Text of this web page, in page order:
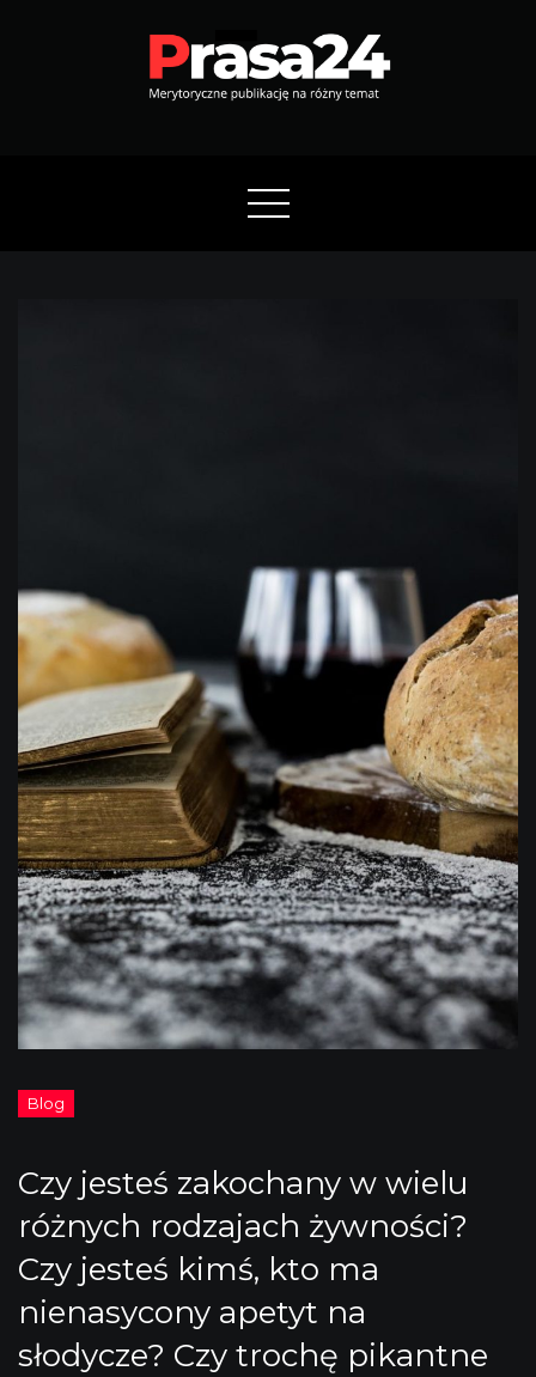
Czy jesteś zakochany w wielu
różnych rodzajach żywności?
Czy jesteś kimś, kto ma
nienasycony apetyt na
słodycze? Czy trochę pikantne